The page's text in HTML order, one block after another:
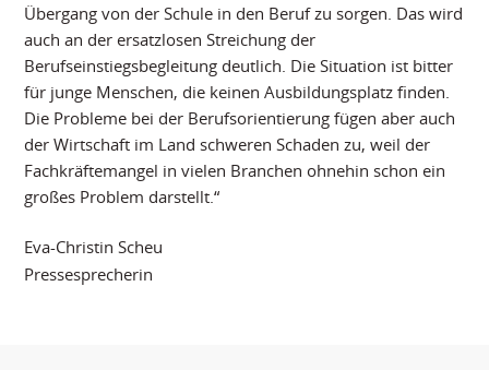
Übergang von der Schule in den Beruf zu sorgen. Das wird
auch an der ersatzlosen Streichung der
Berufseinstiegsbegleitung deutlich. Die Situation ist bitter
für junge Menschen, die keinen Ausbildungsplatz finden.
Die Probleme bei der Berufsorientierung fügen aber auch
der Wirtschaft im Land schweren Schaden zu, weil der
Fachkräftemangel in vielen Branchen ohnehin schon ein
großes Problem darstellt.“
Eva-Christin Scheu
Pressesprecherin